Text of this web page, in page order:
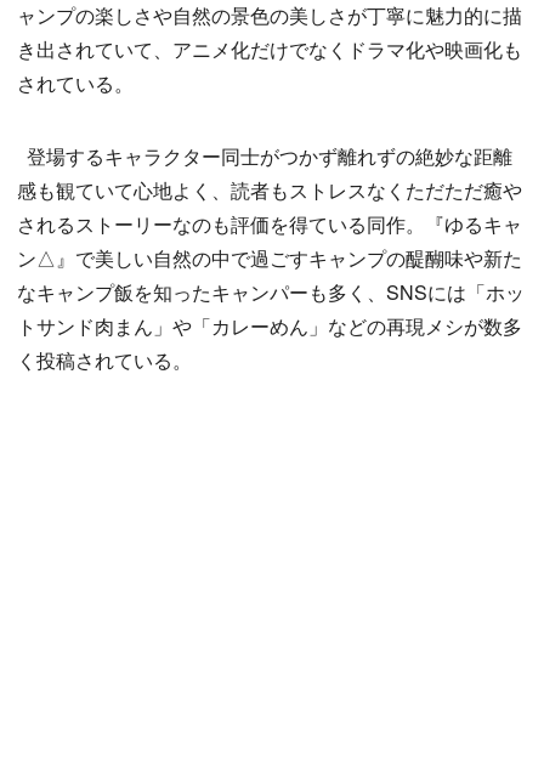
ャンプの楽しさや自然の景色の美しさが丁寧に魅力的に描
き出されていて、アニメ化だけでなくドラマ化や映画化も
されている。
登場するキャラクター同士がつかず離れずの絶妙な距離
感も観ていて心地よく、読者もストレスなくただただ癒や
されるストーリーなのも評価を得ている同作。『ゆるキャ
ン△』で美しい自然の中で過ごすキャンプの醍醐味や新た
なキャンプ飯を知ったキャンパーも多く、SNSには「ホッ
トサンド肉まん」や「カレーめん」などの再現メシが数多
く投稿されている。